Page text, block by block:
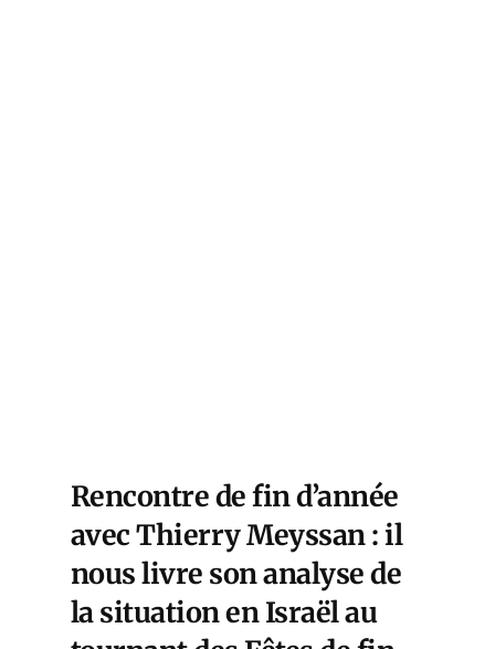
Rencontre de fin d’année
avec Thierry Meyssan : il
nous livre son analyse de
la situation en Israël au